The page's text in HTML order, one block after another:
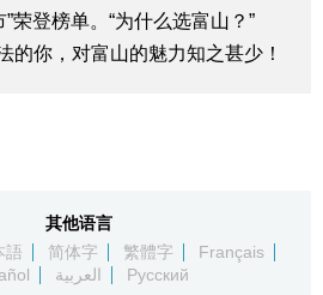
荣登榜单。“为什么选富山？”
你，对富山的魅力知之甚少！
其他语言
語 简体字 繁體字
Français
العربية Русский